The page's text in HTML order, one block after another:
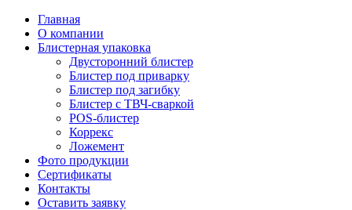
Главная
О компании
Блистерная упаковка
Двусторонний блистер
Блистер под приварку
Блистер под загибку
Блистер с ТВЧ-сваркой
POS-блистер
Коррекс
Ложемент
Фото продукции
Сертификаты
Контакты
Оставить заявку